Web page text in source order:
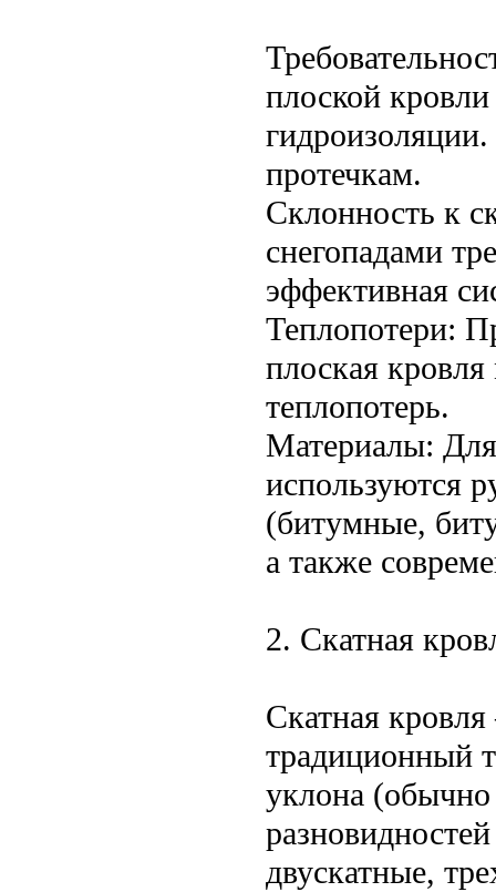
плоской
протечкам.
Склонность к
снегопадами
эффективная
Теплопотери:
плоская
теплопотерь.
Материалы:
используются
(битумные,
а также
2. Скатная
Скатная
традиционный
уклона
двускатные,